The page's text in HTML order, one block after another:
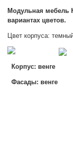
Модульная мебель
вариантах цветов.
Цвет корпуса:
Корпус:
Фасады: